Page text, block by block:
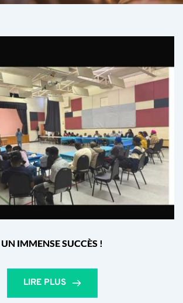
UN IMMENSE SUCCÈS !
LIRE PLUS